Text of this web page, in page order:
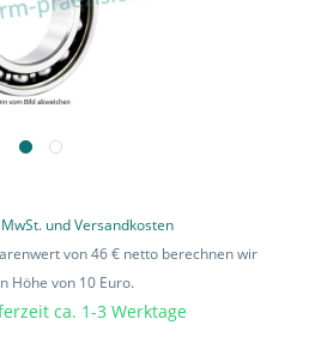
und Versandkosten
von 46 € netto berechnen wir
Höhe von 10 Euro.
ca. 1-3 Werktage